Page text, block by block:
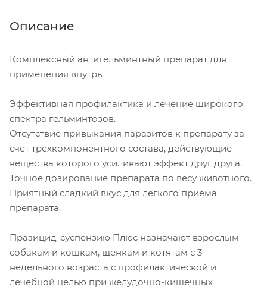
Описание
Комплексный антигельминтный препарат для
применения внутрь.
Эффективная профилактика и лечение широкого
спектра гельминтозов.
Отсутствие привыкания паразитов к препарату за
счет трехкомпонентного состава, действующие
вещества которого усиливают эффект друг друга.
Точное дозирование препарата по весу животного.
Приятный сладкий вкус для легкого приема
препарата.
Празицид-суспензию Плюс назначают взрослым
собакам и кошкам, щенкам и котятам с 3-
недельного возраста с профилактической и
лечебной целью при желудочно-кишечных